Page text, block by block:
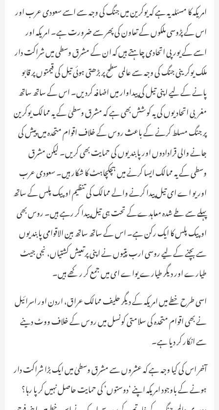
امریکہ کا مسئلہ یہ ہے کہ یوکرین میں جنگ کی وجہ سے اسے سعودی عرب اور
اس کے پڑوسی ملکوں کے تعاون کی پھر سے ضرورت ہے۔ امریکہ اور
اسے کے یورپی اتحادی چاہتے ہیں کہ ان کے مشرق وسطی میں شراکت دار
ملک یوکرینی جنگ کی وجہ سے عالمی سطح پر بڑھتی ہوئی تیل کی قیمتوں پر قابو
پانے کے لیے اپنی تیل کی پیداوار میں اضافہ کردیں۔ اس کے ساتھ ساتھ
مغربی اتحادیوں کی یہ کوشش بھی ہے کہ مشرق وسطیٰ کے یہ ممالک یوکرین
پر جنگ مسلط کرنے کے باعث روس کے خلاف اقوام متحدہ میں پیش کی
جانے والی قرادادوں اور پابندیوں کی حمایت بھی کریں۔ لیکن مشرق
وسطی کے یہ ممالک ایسا کرنے میں ہچکچاہٹ کا شکار ہیں۔ سعودی عرب
اور یو اے ای تیل پیدا کرنے والے ممالک کی تنظیم اوپیک پلس کے ساتھ
پہلے سے طے شدہ معاہدےکے تحت ہی تیل پیدا کر رہے ہیں۔ روس بھی
اوپیک پلس کا ایک رکن ہے۔ اس کے ساتھ ساتھ بین الاقوامی پابندیوں
سے بچنے کے لیے روسی ارب پتیوں نے اپنی پرتعیش کشتیاں، نجی جیٹ
طیارے اور دیگر طیارے یواے ای میں جمع کر رکھے ہیں۔
اسی طرح خطے میں امریکہ کے دیگر حلیف ممالک عراق، اردن اور اسرائیل
نے بھی اقوام متحدہ کی سلامتی کونسل میں روس کے خلاف ووٹ دینے
سے انکار کر دیا ہے۔
آخر اس کی کیا وجہ ہے کہ عشروں سے مشرق وسطیٰ میں ایک بڑا شراکت دار
ہونے کے باوجود امریکہ اپنے ‘دوستوں‘ کی حمایت حاصل نہیں کر پا رہا؟